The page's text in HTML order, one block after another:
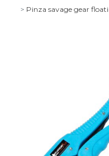
Pinza savage gear floating